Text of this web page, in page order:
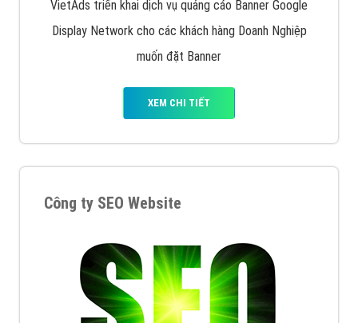
quảng cáo facebook hiện nay.
XEM CHI TIẾT